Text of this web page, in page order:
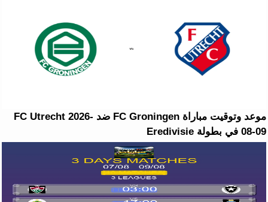
موعد وتوقيت مباراة FC Groningen ضد FC Utrecht 2026-
08-09 في بطولة Eredivisie